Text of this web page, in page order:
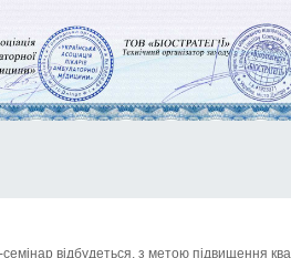
відбудеться, з метою підвищення